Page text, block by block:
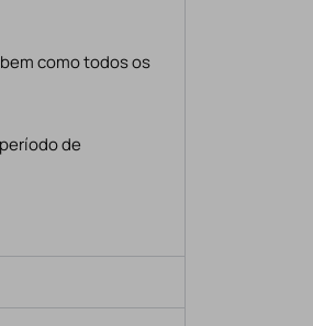
como todos os
de